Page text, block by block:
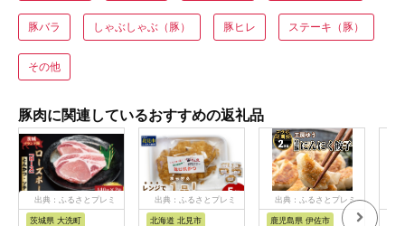
豚バラ しゃぶしゃぶ（豚） 豚ヒレ ステーキ（豚）
その他
豚肉に関連しているおすすめの返礼品
出典：ふるさとプレミ
茨城県 大洗町
出典：ふるさとプレミ
北海道 北見市
出典：ふるさとプレミ
アム
鹿児島県 伊佐市